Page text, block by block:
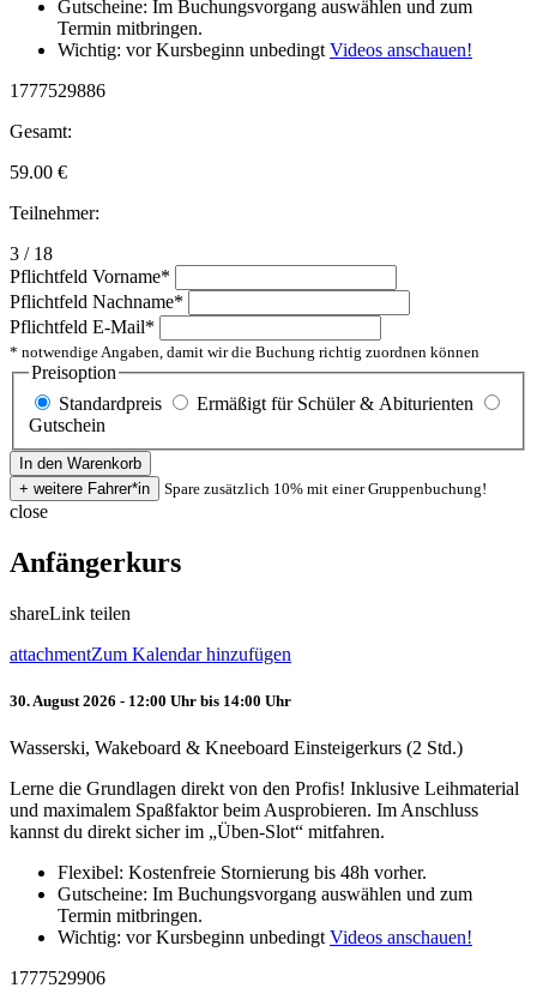
Gutscheine: Im Buchungsvorgang auswählen und zum
Termin mitbringen.
Wichtig: vor Kursbeginn unbedingtVideos anschauen!
1777529886
Gesamt:
59.00 €
Teilnehmer:
3 / 18
Pflichtfeld Vorname*
Pflichtfeld Nachname*
Pflichtfeld E-Mail*
* notwendige Angaben, damit wir die Buchung richtig zuordnen können
Preisoption
Standardpreis
Ermäßigt für Schüler & Abiturienten
Gutschein
Spare zusätzlich 10% mit einer Gruppenbuchung!
close
Anfängerkurs
shareLink teilen
attachmentZum Kalendar hinzufügen
30. August 2026 - 12:00 Uhr bis 14:00 Uhr
Wasserski, Wakeboard & Kneeboard Einsteigerkurs (2 Std.)
Lerne die Grundlagen direkt von den Profis! Inklusive Leihmaterial
und maximalem Spaßfaktor beim Ausprobieren. Im Anschluss
kannst du direkt sicher im „Üben-Slot“ mitfahren.
Flexibel: Kostenfreie Stornierung bis 48h vorher.
Gutscheine: Im Buchungsvorgang auswählen und zum
Termin mitbringen.
Wichtig: vor Kursbeginn unbedingt Videos anschauen!
1777529906